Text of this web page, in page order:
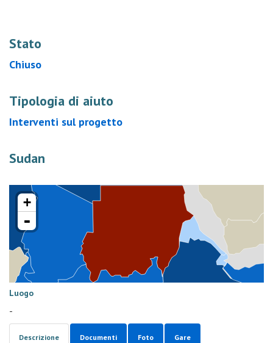
Stato
Chiuso
Tipologia di aiuto
Interventi sul progetto
Sudan
+
-
Luogo
-
Descrizione Documenti Foto Gare